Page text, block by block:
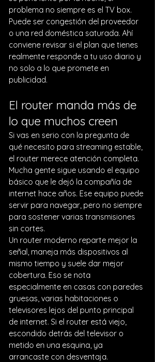
problema no siempre es el TV box.
Puede ser congestión del proveedor
o una red doméstica saturada. Ahí
conviene revisar si el plan que tienes
realmente responde a tu uso diario y
no solo a lo que promete en
publicidad.
El router manda más de
lo que muchos creen
Si vas en serio con la pregunta de
qué necesito para streaming estable,
el router merece atención completa.
Mucha gente sigue usando el equipo
básico que le dejó la compañía de
internet hace años. Ese equipo puede
servir para navegar, pero no siempre
para sostener varias transmisiones
sin cortes.
Un router moderno reparte mejor la
señal, maneja más dispositivos al
mismo tiempo y suele dar mejor
cobertura. Eso se nota
especialmente en casas con paredes
gruesas, varias habitaciones o
televisores lejos del punto principal
de internet. Si el router está viejo,
escondido detrás del televisor o
metido en una esquina, ya
arrancaste con desventaja.